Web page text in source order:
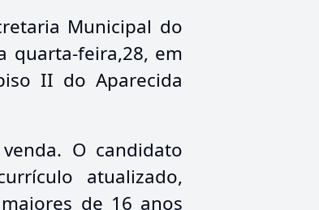
Municipal do
quarta-feira,28, em
II do Aparecida
O candidato
atualizado,
de 16 anos